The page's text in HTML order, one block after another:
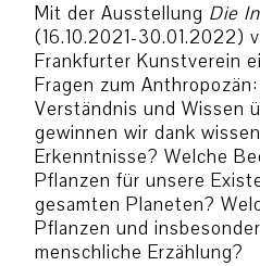
Mit der Ausstellung Die
(16.10.2021-30.01.2022)
Frankfurter Kunstverein
Fragen zum
Verständnis und Wissen
gewinnen wir dank
Erkenntnisse? Welche
Pflanzen für unsere
gesamten Planeten?
Pflanzen und
menschliche Erzählung?